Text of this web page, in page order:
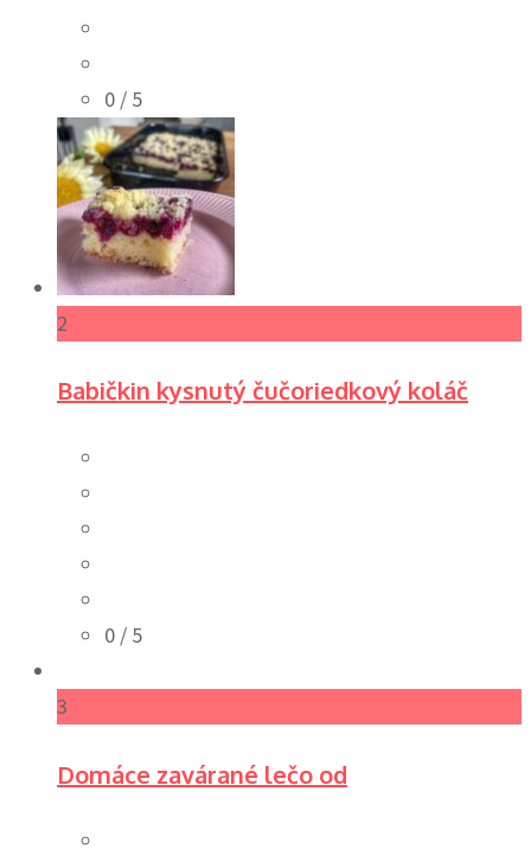
0 / 5
2
Babičkin kysnutý čučoriedkový koláč
0 / 5
3
Domáce zavárané lečo od